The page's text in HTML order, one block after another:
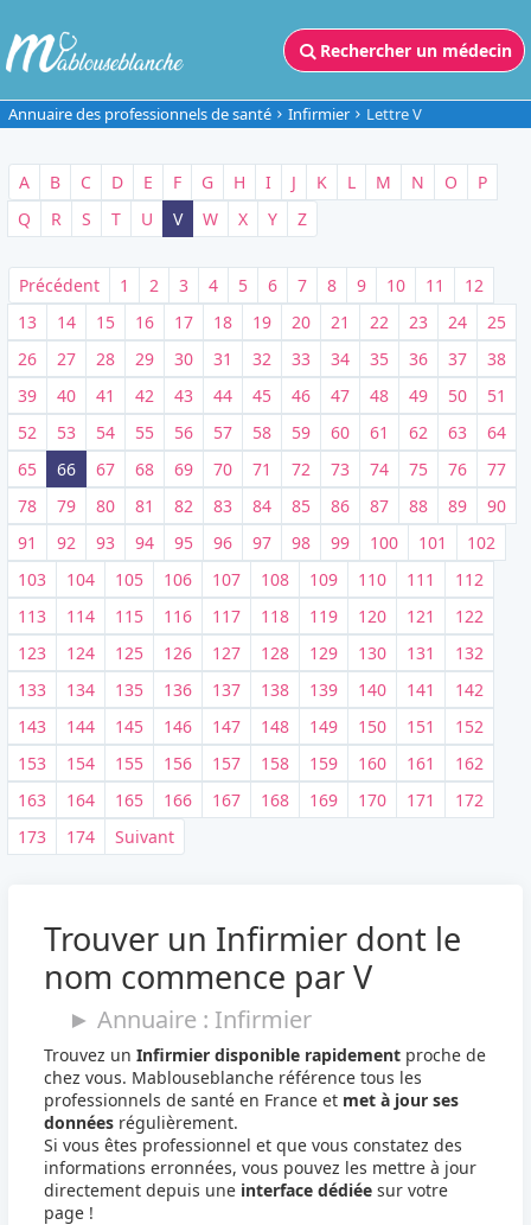
Rechercher un médecin
Annuaire des professionnels de santé Infirmier Lettre V
A B C D E F G H I J K L M N O
P
Q
R S T U V W X Y Z
Précédent 1 2 3 4 5 6 7 8 9 10 11
12
13
14 15 16 17 18 19 20 21 22 23 24
25
26
27 28 29 30 31 32 33 34 35 36 37
38
39
40 41 42 43 44 45 46 47 48 49 50
51
52
53 54 55 56 57 58 59 60 61 62 63
64
65
66 67 68 69 70 71 72 73 74 75 76
77
78
79 80 81 82 83 84 85 86 87 88 89
90
91
92 93 94 95 96 97 98 99 100 101
102
103
104 105 106 107 108 109 110 111
112
113
114 115 116 117 118 119 120 121
122
123
124 125 126 127 128 129 130 131
132
133
134 135 136 137 138 139 140 141
142
143
144 145 146 147 148 149 150 151
152
153
154 155 156 157 158 159 160 161
162
163
164 165 166 167 168 169 170 171
172
173
174 Suivant
Trouver un Infirmier dont le
nom commence par V
► Annuaire : Infirmier
Trouvez unInfirmier disponible rapidement proche de
chez vous. Mablouseblanche référence tous les
professionnels de santé en France et met à jour ses
données régulièrement.
Si vous êtes professionnel et que vous constatez des
informations erronnées, vous pouvez les mettre à jour
directement depuis une interface dédiée sur votre
page !